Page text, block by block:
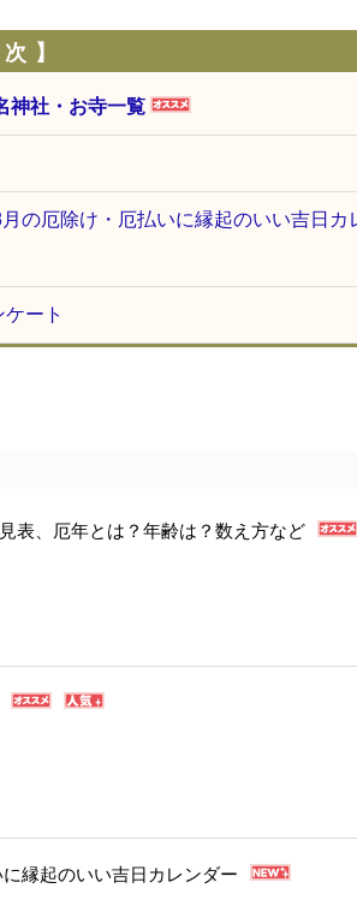
】
神社・お寺一覧
の厄除け・厄払いに縁起のいい吉日カ
ート
表、厄年とは？年齢は？数え方など
縁起のいい吉日カレンダー